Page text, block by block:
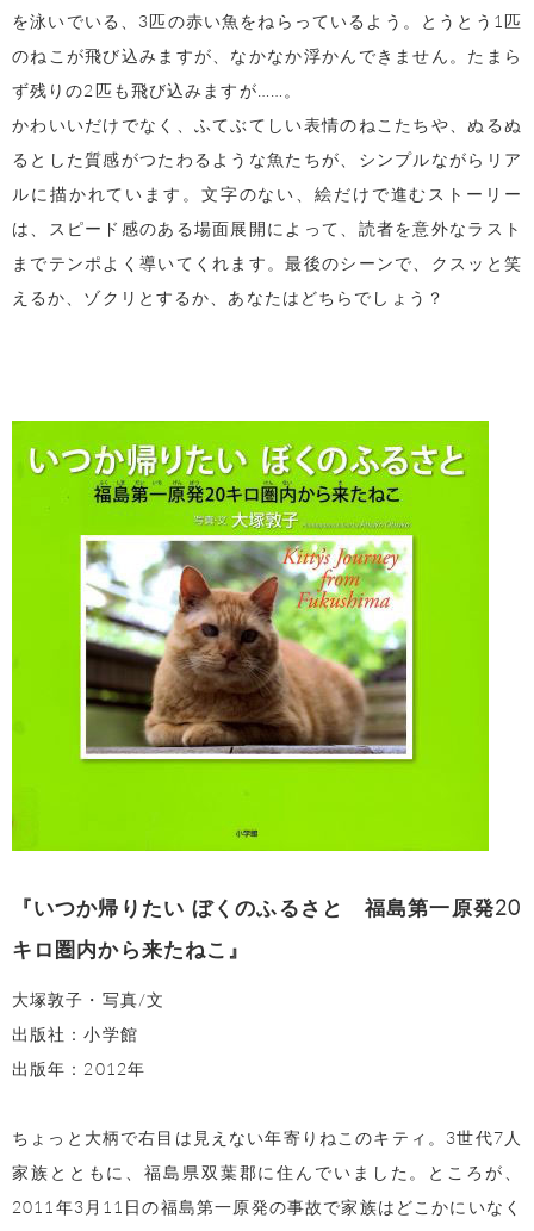
を泳いでいる、3匹の赤い魚をねらっているよう。とうとう1匹
のねこが飛び込みますが、なかなか浮かんできません。たまら
ず残りの2匹も飛び込みますが……。
かわいいだけでなく、ふてぶてしい表情のねこたちや、ぬるぬ
るとした質感がつたわるような魚たちが、シンプルながらリア
ルに描かれています。文字のない、絵だけで進むストーリー
は、スピード感のある場面展開によって、読者を意外なラスト
までテンポよく導いてくれます。最後のシーンで、クスッと笑
えるか、ゾクリとするか、あなたはどちらでしょう？
『いつか帰りたい ぼくのふるさと 福島第一原発20
キロ圏内から来たねこ』
大塚敦子・写真/文
出版社：小学館
出版年：2012年
ちょっと大柄で右目は見えない年寄りねこのキティ。3世代7人
家族とともに、福島県双葉郡に住んでいました。ところが、
2011年3月11日の福島第一原発の事故で家族はどこかにいなく